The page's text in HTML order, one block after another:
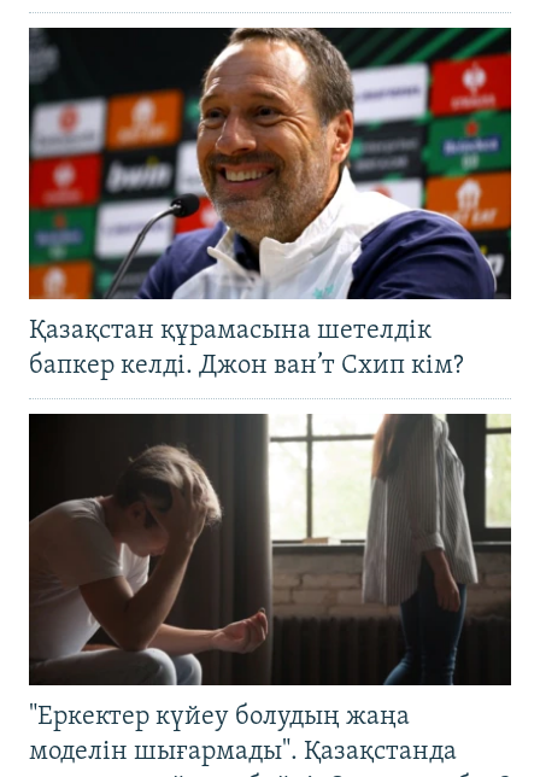
Қазақстан құрамасына шетелдік
бапкер келді. Джон ван’т Схип кім?
"Еркектер күйеу болудың жаңа
моделін шығармады". Қазақстанда